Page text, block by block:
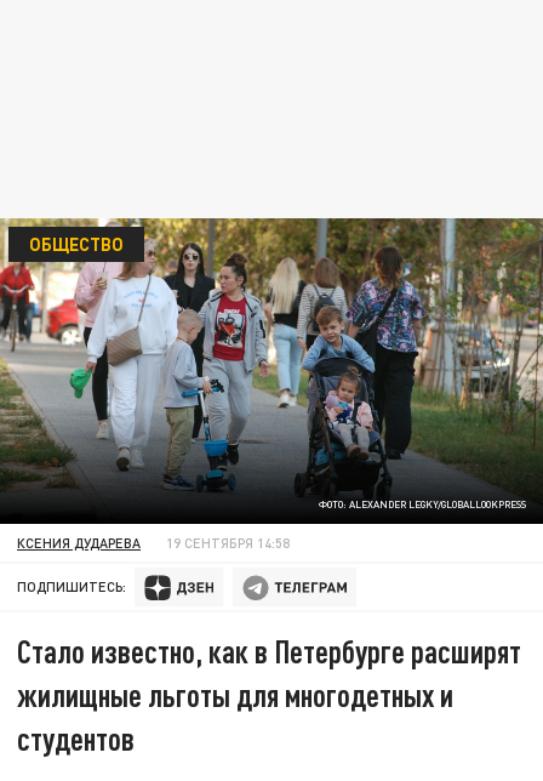
ФОТО: ALEXANDER LEGKY/GLOBALLOOKPRESS
ОБЩЕСТВО
КСЕНИЯ ДУДАРЕВА 19 СЕНТЯБРЯ 14:58
ПОДПИШИТЕСЬ:
Стало известно, как в Петербурге расширят
жилищные льготы для многодетных и
студентов